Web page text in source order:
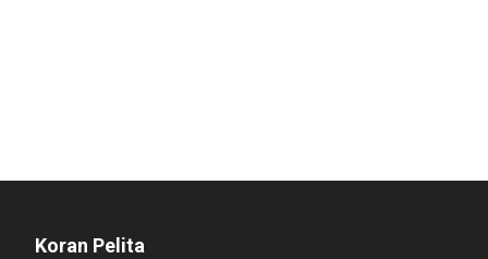
Koran Pelita